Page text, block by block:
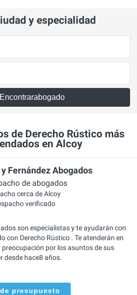
y especialidad
Encontrarabogado
de Derecho Rústico más
en Alcoy
y Fernández Abogados
de abogados
cerca de Alcoy
verificado
son especialistas y te ayudarán con
con Derecho Rústico . Te atenderán en
preocupación por los asuntos de sus
desde hace8 años.
presupuesto